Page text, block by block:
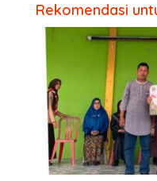
Rekomendasi